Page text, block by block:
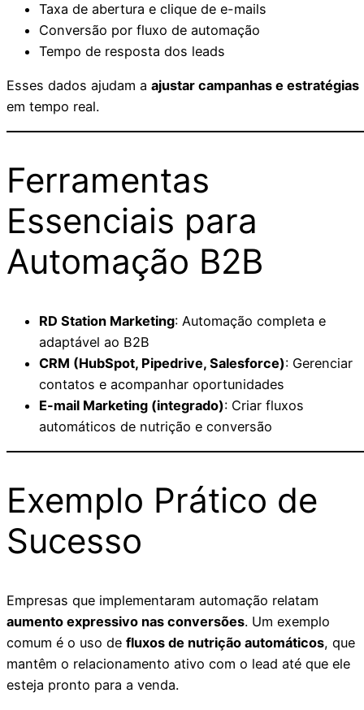
Taxa de abertura e clique de e-mails
Conversão por fluxo de automação
Tempo de resposta dos leads
Esses dados ajudam a ajustar campanhas e estratégias
em tempo real.
Ferramentas
Essenciais para
Automação B2B
RD Station Marketing: Automação completa e
adaptável ao B2B
CRM (HubSpot, Pipedrive, Salesforce): Gerenciar
contatos e acompanhar oportunidades
E-mail Marketing (integrado): Criar fluxos
automáticos de nutrição e conversão
Exemplo Prático de
Sucesso
Empresas que implementaram automação relatam
aumento expressivo nas conversões. Um exemplo
comum é o uso de fluxos de nutrição automáticos, que
mantêm o relacionamento ativo com o lead até que ele
esteja pronto para a venda.